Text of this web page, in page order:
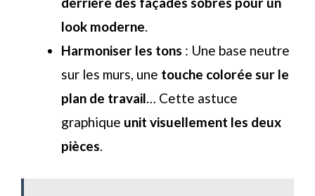
look moderne.
Harmoniser les tons : Une base neutre
sur les murs, une touche colorée sur le
plan de travail… Cette astuce
graphique unit visuellement les deux
pièces.